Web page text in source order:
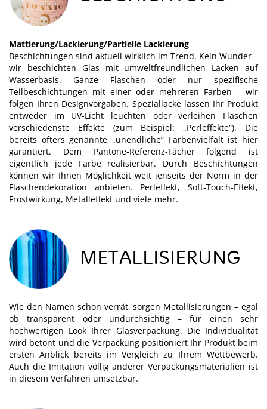
Mattierung/Lackierung/Partielle Lackierung
Beschichtungen sind aktuell wirklich im Trend. Kein Wunder –
wir beschichten Glas mit umweltfreundlichen Lacken auf
Wasserbasis. Ganze Flaschen oder nur spezifische
Teilbeschichtungen mit einer oder mehreren Farben – wir
folgen Ihren Designvorgaben. Speziallacke lassen Ihr Produkt
entweder im UV-Licht leuchten oder verleihen Flaschen
verschiedenste Effekte (zum Beispiel: „Perleffekte“). Die
bereits öfters genannte „unendliche“ Farbenvielfalt ist hier
garantiert. Dem Pantone-Referenz-Fächer folgend ist
eigentlich jede Farbe realisierbar. Durch Beschichtungen
können wir Ihnen Möglichkeit weit jenseits der Norm in der
Flaschendekoration anbieten. Perleffekt, Soft-Touch-Effekt,
Frostwirkung, Metalleffekt und viele mehr.
METALLISIERUNG
Wie den Namen schon verrät, sorgen Metallisierungen – egal
ob transparent oder undurchsichtig – für einen sehr
hochwertigen Look Ihrer Glasverpackung. Die Individualität
wird betont und die Verpackung positioniert Ihr Produkt beim
ersten Anblick bereits im Vergleich zu Ihrem Wettbewerb.
Auch die Imitation völlig anderer Verpackungsmaterialien ist
in diesem Verfahren umsetzbar.